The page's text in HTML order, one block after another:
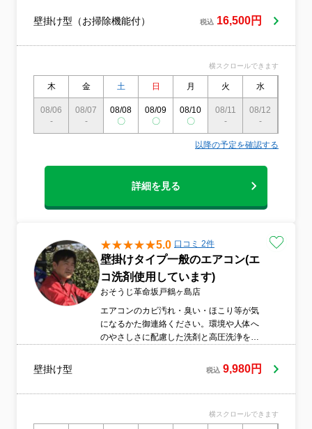
壁掛け型（お掃除機能付） 税込 16,500円
横スクロールできます
木 金 土 日 月 火 水
08/06
-
08/07
-
08/08
〇
08/09
〇
08/10
〇
08/11
-
08/12
-
以降の予定を確認する
詳細を見る
5.0 口コミ 2件
壁掛けタイプ一般のエアコン(エ
コ洗剤使用しています)
おそうじ革命坂戸鶴ヶ島店
エアコンのカビ汚れ・臭い・ほこり等が気
になるかた御連絡ください。環境や人体へ
のやさしさに配慮した洗剤と高圧洗浄を使
たします。万一のトラブルにも対応できる
よう、損害保険にも加入しております。な
壁掛け型 税込 9,980円
横スクロールできます